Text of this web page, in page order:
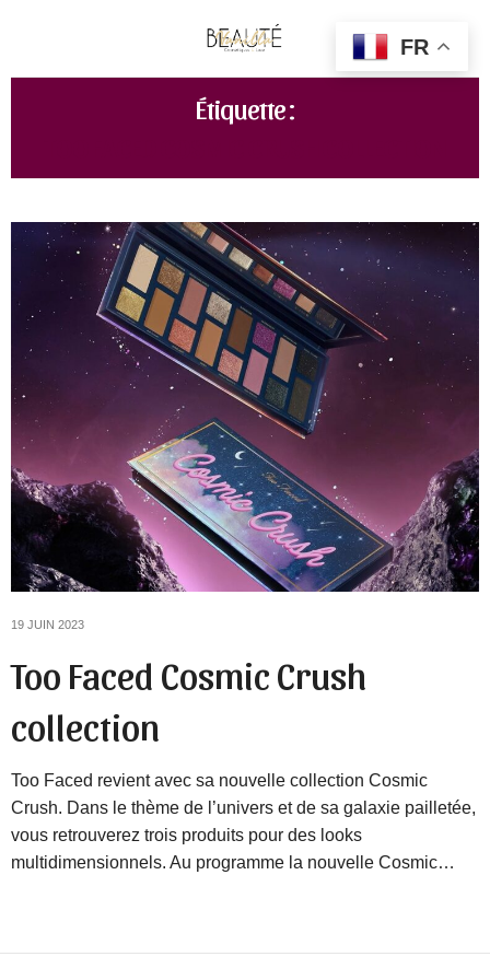
Étiquette :
19 JUIN 2023
Too Faced Cosmic Crush
collection
Too Faced revient avec sa nouvelle collection Cosmic
Crush. Dans le thème de l’univers et de sa galaxie pailletée,
vous retrouverez trois produits pour des looks
multidimensionnels. Au programme la nouvelle Cosmic…
FR